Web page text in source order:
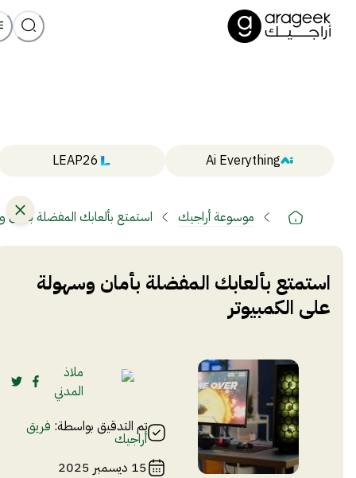
Ai Everything
LEAP26
موسوعة أراجيك استمتع بألعابك المفضلة بأمان
استمتع بألعابك المفضلة بأمان وسهولة
على الكمبيوتر
ملاذ
المدني
تم التدقيق بواسطة: فريق
أراجيك
15 ديسمبر 2025